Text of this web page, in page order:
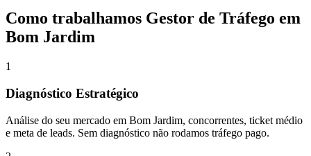
Como trabalhamos Gestor de Tráfego em
Bom Jardim
1
Diagnóstico Estratégico
Análise do seu mercado em Bom Jardim, concorrentes, ticket médio
e meta de leads. Sem diagnóstico não rodamos tráfego pago.